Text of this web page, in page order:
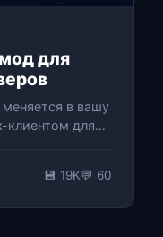
для
в вашу
клиентом для
💾 19K💬 60